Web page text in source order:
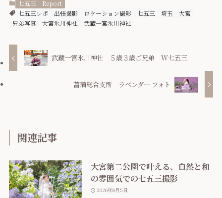
七五三
Report
七五三レポ
出張撮影 ロケーション撮影 七五三 埼玉
大宮
兄弟写真
大宮氷川神社 武蔵一宮氷川神社
武蔵一宮氷川神社 ５歳３歳ご兄弟 W七五三
菖蒲総合支所 ラベンダー フォト
関連記事
大宮第二公園で叶える、自然と和
の雰囲気での七五三撮影
2026年8月5日